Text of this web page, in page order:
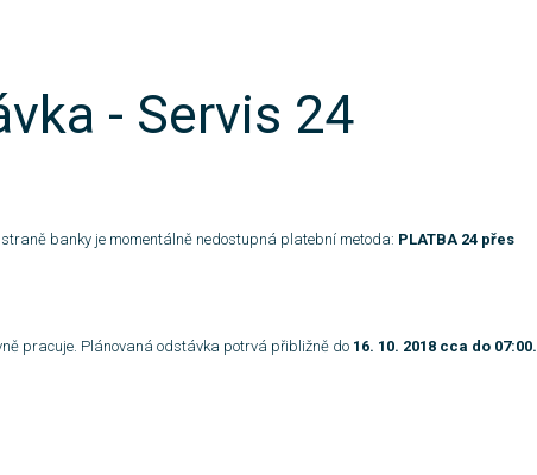
- Servis 24
banky je momentálně nedostupná platební metoda: PLATBA 24 přes
pracuje. Plánovaná odstávka potrvá přibližně do 16. 10. 2018 cca do 07:00.